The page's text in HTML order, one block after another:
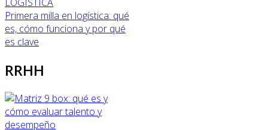
Primera milla en logística: qué
es, cómo funciona y por qué
es clave
RRHH